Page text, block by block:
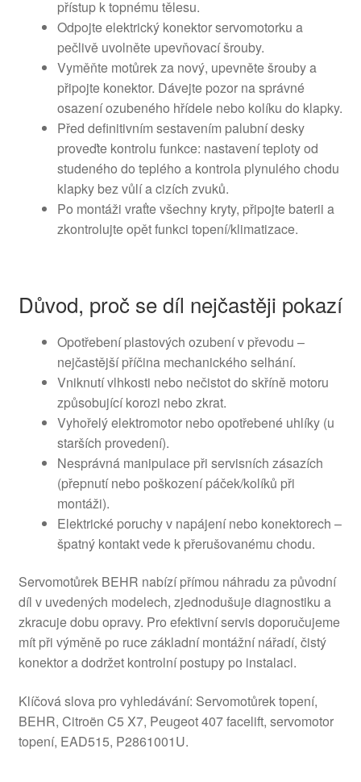
přístup k topnému tělesu.
Odpojte elektrický konektor servomotorku a
pečlivě uvolněte upevňovací šrouby.
Vyměňte motůrek za nový, upevněte šrouby a
připojte konektor. Dávejte pozor na správné
osazení ozubeného hřídele nebo kolíku do klapky.
Před definitivním sestavením palubní desky
proveďte kontrolu funkce: nastavení teploty od
studeného do teplého a kontrola plynulého chodu
klapky bez vůlí a cizích zvuků.
Po montáži vraťte všechny kryty, připojte baterii a
zkontrolujte opět funkci topení/klimatizace.
Důvod, proč se díl nejčastěji pokazí
Opotřebení plastových ozubení v převodu –
nejčastější příčina mechanického selhání.
Vniknutí vlhkosti nebo nečistot do skříně motoru
způsobující korozi nebo zkrat.
Vyhořelý elektromotor nebo opotřebené uhlíky (u
starších provedení).
Nesprávná manipulace při servisních zásazích
(přepnutí nebo poškození páček/kolíků při
montáži).
Elektrické poruchy v napájení nebo konektorech –
špatný kontakt vede k přerušovanému chodu.
Servomotůrek BEHR nabízí přímou náhradu za původní
díl v uvedených modelech, zjednodušuje diagnostiku a
zkracuje dobu opravy. Pro efektivní servis doporučujeme
mít při výměně po ruce základní montážní nářadí, čistý
konektor a dodržet kontrolní postupy po instalaci.
Klíčová slova pro vyhledávání: Servomotůrek topení,
BEHR, Citroën C5 X7, Peugeot 407 facelift, servomotor
topení, EAD515, P2861001U.